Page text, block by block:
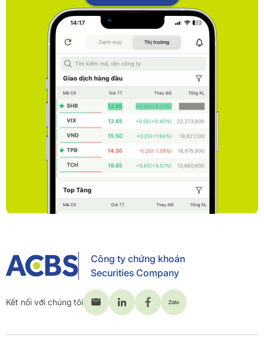
Công ty chứng khoán
Securities Company
Kết nối với chúng tôi